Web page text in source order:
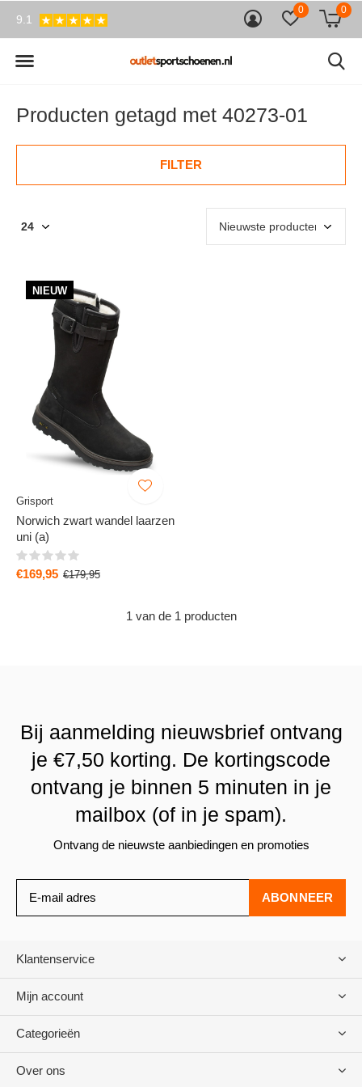
0 0
9.1
Producten getagd met 40273-01
FILTER
NIEUW
Grisport
Norwich zwart wandel laarzen
uni (a)
€169,95 €179,95
1 van de 1 producten
Bij aanmelding nieuwsbrief ontvang
je €7,50 korting. De kortingscode
ontvang je binnen 5 minuten in je
mailbox (of in je spam).
Ontvang de nieuwste aanbiedingen en promoties
ABONNEER
Klantenservice
Mijn account
Categorieën
Over ons